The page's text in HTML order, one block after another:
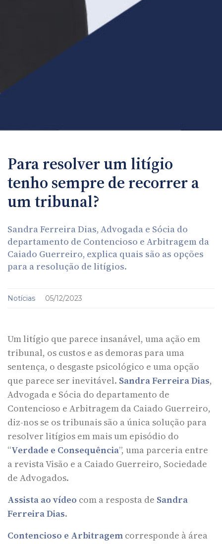
Para resolver um litígio
tenho sempre de recorrer a
um tribunal?
Sandra Ferreira Dias, Advogada e Sócia do
departamento de Contencioso e Arbitragem da
Caiado Guerreiro, explica quais são as opções
para a resolução de litígios.
Notícias 05/12/2023
Um litígio que parece insanável, uma ação em
tribunal, os custos e as demoras para uma
sentença, o desgaste psicológico e uma opção
que parece ser inevitável. Sandra Ferreira Dias,
Advogada e Sócia do departamento de
Contencioso e Arbitragem da Caiado Guerreiro,
diz-nos se os tribunais são a única solução para
resolver litígios em mais um episódio do
“Verdade e Consequência”, uma parceria entre
a revista Visão e a Caiado Guerreiro, Sociedade
de Advogados.
Assista ao vídeo com a resposta de Sandra
Ferreira Dias.
Contencioso e Arbitragem corresponde à área